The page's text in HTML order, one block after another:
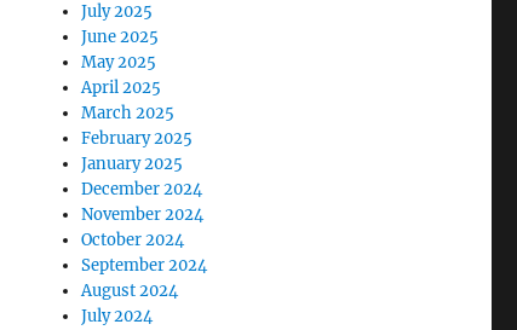
July 2025
June 2025
May 2025
April 2025
March 2025
February 2025
January 2025
December 2024
November 2024
October 2024
September 2024
August 2024
July 2024